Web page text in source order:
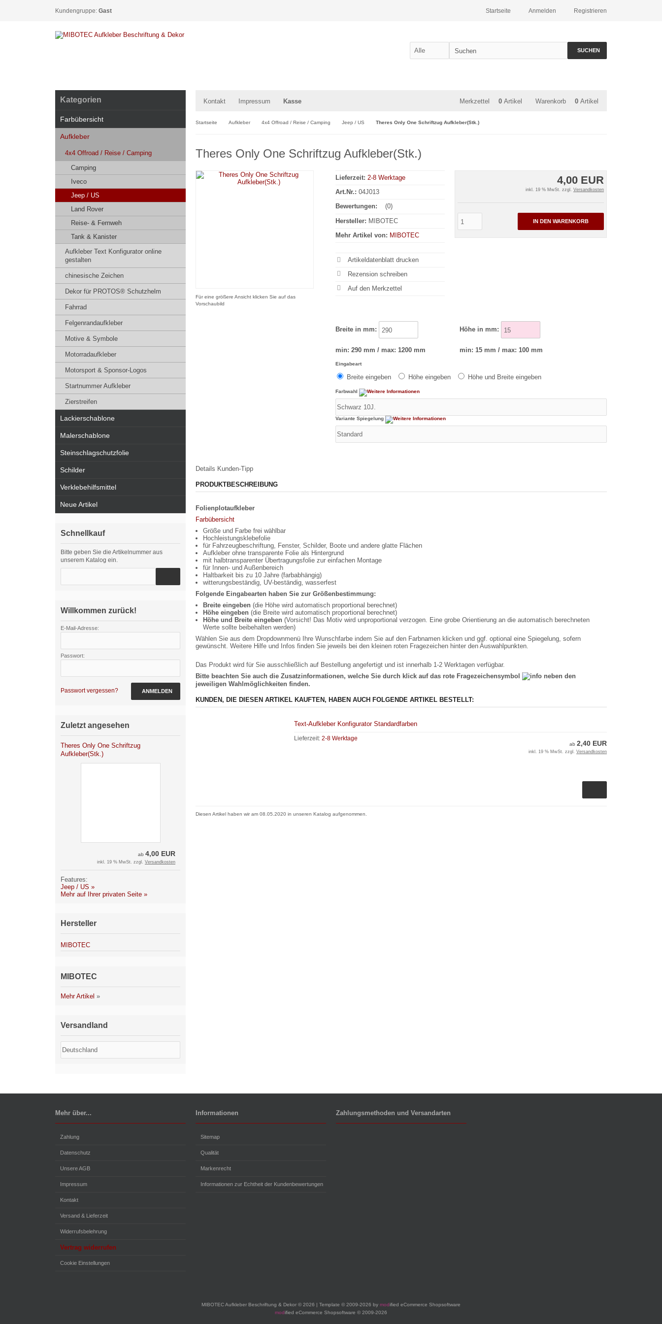
Kundengruppe: Gast Registrieren
Anmelden
Startseite
SUCHEN
Kontakt Impressum Kasse Warenkorb 0 Artikel
Merkzettel 0 Artikel
Startseite Aufkleber 4x4 Offroad / Reise / Camping Jeep / US Theres Only One Schriftzug Aufkleber(Stk.)
Theres Only One Schriftzug Aufkleber(Stk.)
Für eine größere Ansicht klicken Sie auf das
Vorschaubild
4,00 EUR
inkl. 19 % MwSt. zzgl. Versandkosten
IN DEN WARENKORB
Lieferzeit: 2-8 Werktage
Art.Nr.: 04J013
Bewertungen:
(0)
Hersteller: MIBOTEC
Mehr Artikel von: MIBOTEC
Artikeldatenblatt drucken
Rezension schreiben
Breite in mm: Höhe in mm:
min: 290 mm / max: 1200 mm min: 15 mm / max: 100 mm
Eingabeart
Breite eingeben Höhe eingeben Höhe und Breite eingeben
Farbwahl
Variante Spiegelung
Details Kunden-Tipp
PRODUKTBESCHREIBUNG
Folienplotaufkleber
Farbübersicht
Größe und Farbe frei wählbar
Hochleistungsklebefolie
für Fahrzeugbeschriftung, Fenster, Schilder, Boote und andere glatte Flächen
Aufkleber ohne transparente Folie als Hintergrund
mit halbtransparenter Übertragungsfolie zur einfachen Montage
für Innen- und Außenbereich
Haltbarkeit bis zu 10 Jahre (farbabhängig)
witterungsbeständig, UV-beständig, wasserfest
Folgende Eingabearten haben Sie zur Größenbestimmung:
Breite eingeben (die Höhe wird automatisch proportional berechnet)
Höhe eingeben (die Breite wird automatisch proportional berechnet)
Höhe und Breite eingeben (Vorsicht! Das Motiv wird unproportional verzogen. Eine grobe Orientierung an die automatisch berechneten
Werte sollte beibehalten werden)
Wählen Sie aus dem Dropdownmenü Ihre Wunschfarbe indem Sie auf den Farbnamen klicken und ggf. optional eine Spiegelung, sofern
gewünscht. Weitere Hilfe und Infos finden Sie jeweils bei den kleinen roten Fragezeichen hinter den Auswahlpunkten.
Das Produkt wird für Sie ausschließlich auf Bestellung angefertigt und ist innerhalb 1-2 Werktagen verfügbar.
Bitte beachten Sie auch die Zusatzinformationen, welche Sie durch klick auf das rote Fragezeichensymbol
neben den
jeweiligen Wahlmöglichkeiten finden.
KUNDEN, DIE DIESEN ARTIKEL KAUFTEN, HABEN AUCH FOLGENDE ARTIKEL BESTELLT:
Text-Aufkleber Konfigurator Standardfarben
Lieferzeit:2-8 Werktage
ab 2,40 EUR
inkl. 19 % MwSt. zzgl. Versandkosten
Diesen Artikel haben wir am 08.05.2020 in unseren Katalog aufgenommen.
Kategorien
Farbübersicht
Aufkleber
4x4 Offroad / Reise / Camping
Camping
Iveco
Jeep / US
Land Rover
Reise- & Fernweh
Tank & Kanister
Aufkleber Text Konfigurator online
gestalten
chinesische Zeichen
Dekor für PROTOS® Schutzhelm
Fahrrad
Felgenrandaufkleber
Motive & Symbole
Motorradaufkleber
Motorsport & Sponsor-Logos
Startnummer Aufkleber
Zierstreifen
Lackierschablone
Malerschablone
Steinschlagschutzfolie
Schilder
Verklebehilfsmittel
Neue Artikel
Schnellkauf
Bitte geben Sie die Artikelnummer aus
unserem Katalog ein.
Willkommen zurück!
E-Mail-Adresse:
Passwort:
Passwort vergessen? ANMELDEN
Zuletzt angesehen
Theres Only One Schriftzug
Aufkleber(Stk.)
ab 4,00 EUR
inkl. 19 % MwSt. zzgl. Versandkosten
Features:
Jeep / US »
Mehr auf Ihrer privaten Seite »
Hersteller
MIBOTEC
MIBOTEC
Mehr Artikel »
Versandland
Mehr über...
Zahlung
Datenschutz
Unsere AGB
Impressum
Kontakt
Versand & Lieferzeit
Widerrufsbelehrung
Vertrag widerrufen
Cookie Einstellungen
Informationen
Sitemap
Qualität
Markenrecht
Informationen zur Echtheit der Kundenbewertungen
Zahlungsmethoden und Versandarten
MIBOTEC Aufkleber Beschriftung & Dekor © 2026 | Template © 2009-2026 by modified eCommerce Shopsoftware
modified eCommerce Shopsoftware © 2009-2026